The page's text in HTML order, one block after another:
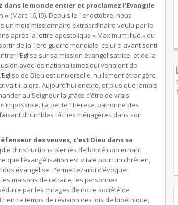
dans le monde entier et proclamez l’Evangile
» (Marc 16,15). Depuis le 1er octobre, nous
un mois missionnaire extraordinaire voulu par le
après la lettre apostolique « Maximum illud » du
de la 1ère guerre mondiale, celui-ci avant senti
l’Eglise sur sa mission évangélisatrice, et de la
avec les nationalismes qui venaient de
de Dieu est universelle, nullement étrangère
il alors. Aujourd’hui encore, et plus que jamais
au Seigneur la grâce d’être de vrais
La petite Thérèse, patronne des
d’humbles tâches ménagères dans son
des veuves, c’est Dieu dans sa
d’instructions pleines de bonté concernant
que l’évangélisation est vitale pour un chrétien,
évangélise. Permettez-moi d’évoquer
maisons de retraite, les personnes
par les mirages de notre société de
en ce temps de révision des lois de bioéthique,